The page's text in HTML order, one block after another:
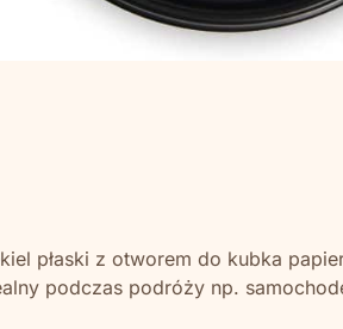
płaski z otworem do kubka
podczas podróży np.